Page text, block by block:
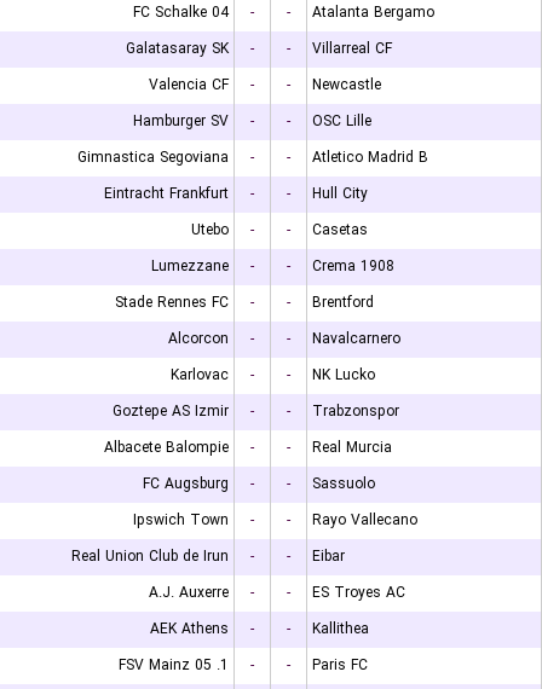
FC Schalke 04
- -
Atalanta Bergamo
Galatasaray SK
- -
Villarreal CF
Valencia CF
- -
Newcastle
Hamburger SV
- -
OSC Lille
Gimnastica Segoviana
- -
Atletico Madrid B
Eintracht Frankfurt
- -
Hull City
Utebo
- -
Casetas
Lumezzane
- -
Crema 1908
Stade Rennes FC
- -
Brentford
Alcorcon
- -
Navalcarnero
Karlovac
- -
NK Lucko
Goztepe AS Izmir
- -
Trabzonspor
Albacete Balompie
- -
Real Murcia
FC Augsburg
- -
Sassuolo
Ipswich Town
- -
Rayo Vallecano
Real Union Club de Irun
- -
Eibar
A.J. Auxerre
- -
ES Troyes AC
AEK Athens
- -
Kallithea
1. FSV Mainz 05
- -
Paris FC